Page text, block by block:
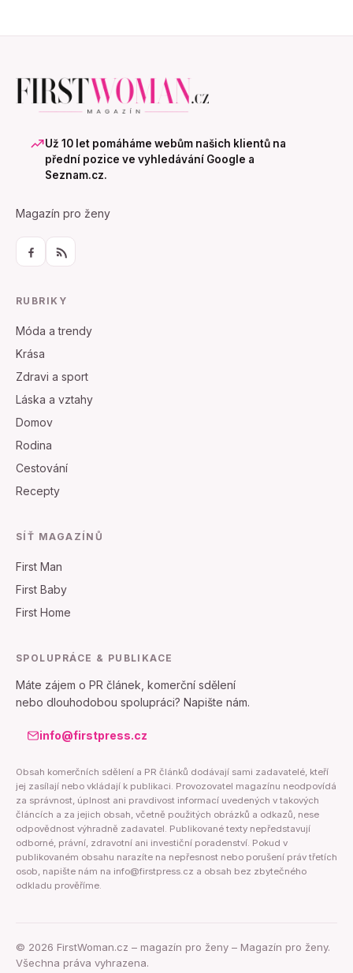
Už 10 let pomáháme webům našich klientů na
přední pozice ve vyhledávání Google a
Seznam.cz.
Magazín pro ženy
RUBRIKY
Móda a trendy
Krása
Zdravi a sport
Láska a vztahy
Domov
Rodina
Cestování
Recepty
SÍŤ MAGAZÍNŮ
First Man
First Baby
First Home
SPOLUPRÁCE & PUBLIKACE
Máte zájem o PR článek, komerční sdělení
nebo dlouhodobou spolupráci? Napište nám.
info@firstpress.cz
Obsah komerčních sdělení a PR článků dodávají sami zadavatelé, kteří
jej zasílají nebo vkládají k publikaci. Provozovatel magazínu neodpovídá
za správnost, úplnost ani pravdivost informací uvedených v takových
článcích a za jejich obsah, včetně použitých obrázků a odkazů, nese
odpovědnost výhradně zadavatel. Publikované texty nepředstavují
odborné, právní, zdravotní ani investiční poradenství. Pokud v
publikovaném obsahu narazíte na nepřesnost nebo porušení práv třetích
osob, napište nám na info@firstpress.cz a obsah bez zbytečného
odkladu prověříme.
© 2026 FirstWoman.cz – magazín pro ženy – Magazín pro ženy.
Všechna práva vyhrazena.